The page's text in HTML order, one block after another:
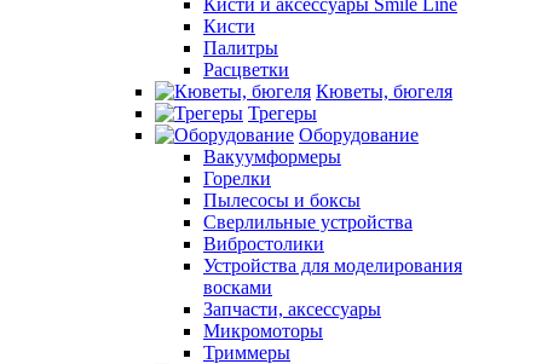
Кисти и аксессуары Smile Line
Кисти
Палитры
Расцветки
Кюветы, бюгеля
Трегеры
Оборудование
Вакуумформеры
Горелки
Пылесосы и боксы
Сверлильные устройства
Вибростолики
Устройства для моделирования
восками
Запчасти, аксессуары
Микромоторы
Триммеры